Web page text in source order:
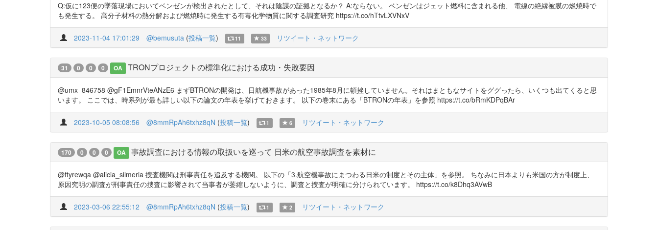
Q:仮に123便の墜落現場においてベンゼンが検出されたとして、それは陰謀の証拠となるか？ A:ならない。 ベンゼンはジェット燃料に含まれる他、 電線の絶縁被膜の燃焼時で
も発生する。 高分子材料の熱分解および燃焼時に発生する有毒化学物質に関する調査研究 https://t.co/hTtvLXVNxV
2023-11-04 17:01:29 @bemusuta (投稿一覧) 11 33 リツイート・ネットワーク
31 0 0 0 OA TRONプロジェクトの標準化における成功・失敗要因
@umx_846758 @gF1EmnrVteANzE6 まずBTRONの開発は、日航機事故があった1985年8月に頓挫していません。それはまともなサイトをググったら、いくつも出てくると思
います。 ここでは、時系列が最も詳しい以下の論文の年表を挙げておきます。 以下の巻末にある「BTRONの年表」を参照 https://t.co/bRmKDPqBAr
2023-10-05 08:08:56 @8mmRpAh6txhz8qN (投稿一覧) 1 6 リツイート・ネットワーク
170 0 0 0 OA 事故調査における情報の取扱いを巡って 日米の航空事故調査を素材に
@ftyrewqa @alicia_silmeria 捜査機関は刑事責任を追及する機関。 以下の「3.航空機事故にまつわる日米の制度とその主体」を参照。 ちなみに日本よりも米国の方が制度上、
原因究明の調査が刑事責任の捜査に影響されて当事者が萎縮しないように、調査と捜査が明確に分けられています。 https://t.co/k8Dhq3AVwB
2023-03-06 22:55:12 @8mmRpAh6txhz8qN (投稿一覧) 1 2 リツイート・ネットワーク